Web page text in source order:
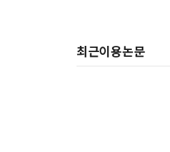
[특집] 산드라 김을 따
최근이용논문